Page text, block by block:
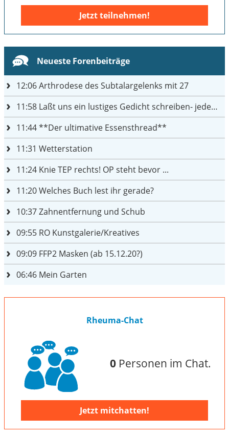
Jetzt teilnehmen!
Neueste Forenbeiträge
12:06Arthrodese des Subtalargelenks mit 27
11:58 Laßt uns ein lustiges Gedicht schreiben- jeder einen Satz
11:44**Der ultimative Essensthread**
11:31 Wetterstation
11:24 Knie TEP rechts! OP steht bevor ...
11:20Welches Buch lest ihr gerade?
10:37Zahnentfernung und Schub
09:55 RO Kunstgalerie/Kreatives
09:09 FFP2 Masken (ab 15.12.20?)
06:46 Mein Garten
Rheuma-Chat
0Personen im Chat.
Jetzt mitchatten!